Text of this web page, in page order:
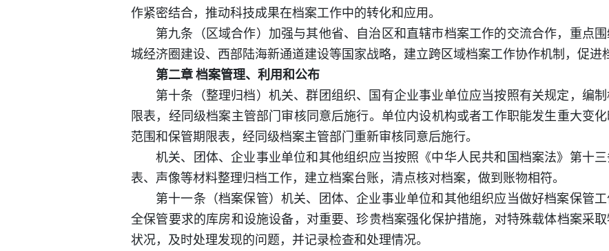
作紧密结合，推动科技成果在档案工作中的转化和应用。
第九条（区域合作）加强与其他省、自治区和直辖市档案工作的交流合作，重点
城经济圈建设、西部陆海新通道建设等国家战略，建立跨区域档案工作协作机制，促进
第二章 档案管理、利用和公布
第十条（整理归档）机关、群团组织、国有企业事业单位应当按照有关规定，编
限表，经同级档案主管部门审核同意后施行。单位内设机构或者工作职能发生重大变
范围和保管期限表，经同级档案主管部门重新审核同意后施行。
机关、团体、企业事业单位和其他组织应当按照《中华人民共和国档案法》第十
表、声像等材料整理归档工作，建立档案台账，清点核对档案，做到账物相符。
第十一条（档案保管）机关、团体、企业事业单位和其他组织应当做好档案保管
全保管要求的库房和设施设备，对重要、珍贵档案强化保护措施，对特殊载体档案采
状况，及时处理发现的问题，并记录检查和处理情况。